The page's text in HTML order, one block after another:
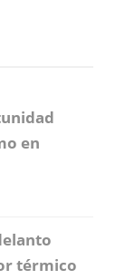
en
térmico